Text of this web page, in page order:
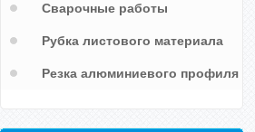
Сварочные работы
Рубка листового материала
Резка алюминиевого профиля